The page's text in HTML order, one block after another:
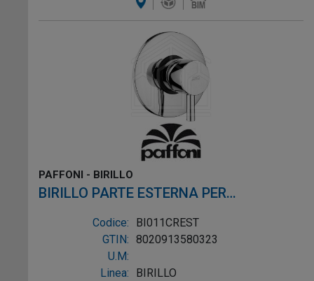
PAFFONI - BIRILLO
BIRILLO PARTE ESTERNA PER
MISCELATORE DOCCIA BI011CR CROMO
Codice:
BI011CREST
GTIN: 8020913580323
U.M:
Linea:
BIRILLO